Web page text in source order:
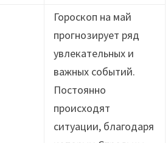
Гороскоп на май
прогнозирует ряд
увлекательных и
важных событий.
Постоянно
происходят
ситуации, благодаря